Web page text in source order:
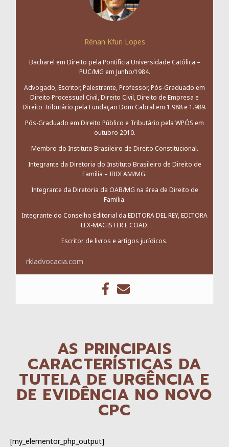
Rénan Kfuri Lopes
Bacharel em Direito pela Pontifícia Universidade Católica –
PUC/MG em Junho/1984.
Advogado, Escritor, Palestrante, Professor, Pós-Graduado em
Direito Processual Civil, Direito Civil, Direito de Empresa e
Direito Tributário pela Fundação Dom Cabral em 1.988 e 1.989.
Pós-Graduado em Direito Público e Tributário pela WPÓS em
outubro 2010.
Membro do Instituto Brasileiro de Direito Constitucional.
Integrante da Diretoria do Instituto Brasileiro de Direito de
Família – IBDFAM/MG.
Integrante da Diretoria da OAB/MG na área de Direito de
Família.
Integrante do Conselho Editorial da EDITORA DEL REY, EDITORA
LEX-MAGISTER E COAD.
Escritor de livros e artigos jurídicos.
rkladvocacia.com
AS PRINCIPAIS
CARACTERÍSTICAS DA
TUTELA DE URGÊNCIA E
DE EVIDÊNCIA NO NOVO
CPC
[my_elementor_php_output]